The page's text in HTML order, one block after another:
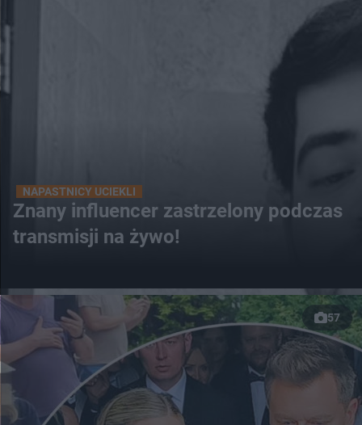
NAPASTNICY UCIEKLI
Znany influencer zastrzelony podczas
transmisji na żywo!
57